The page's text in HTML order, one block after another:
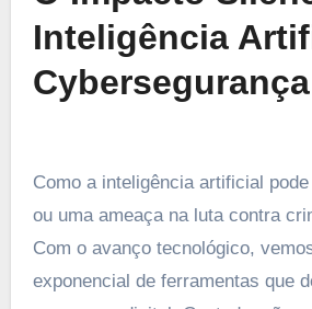
Inteligência
Cybersegurança
Como a inteligência artificial pode ser uma aliada
ou uma ameaça na luta contra
Com o avanço tecnológico,
exponencial de ferramentas que